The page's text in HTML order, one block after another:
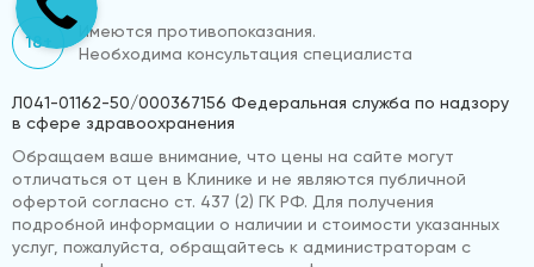
18+
Имеются противопоказания.
Необходима консультация специалиста
Л041-01162-50/000367156 Федеральная служба по надзору
в сфере здравоохранения
Обращаем ваше внимание, что цены на сайте могут
отличаться от цен в Клинике и не являются публичной
офертой согласно ст. 437 (2) ГК РФ. Для получения
подробной информации о наличии и стоимости указанных
услуг, пожалуйста, обращайтесь к администраторам с